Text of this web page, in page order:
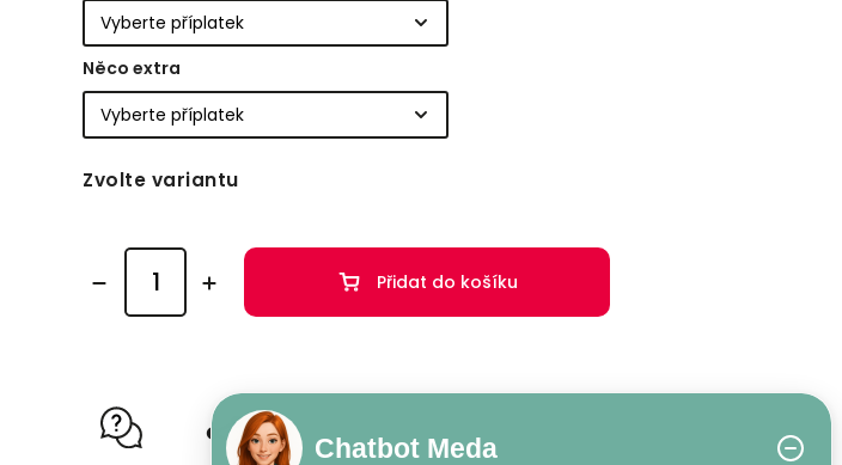
Něco extra
Zvolte variantu
Přidat do košíku
Chatbot Meda